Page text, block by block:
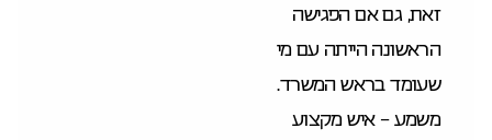
זאת, גם אם הפגישה
הראשונה הייתה עם מי
שעומד בראש המשרד.
משמע – איש מקצוע